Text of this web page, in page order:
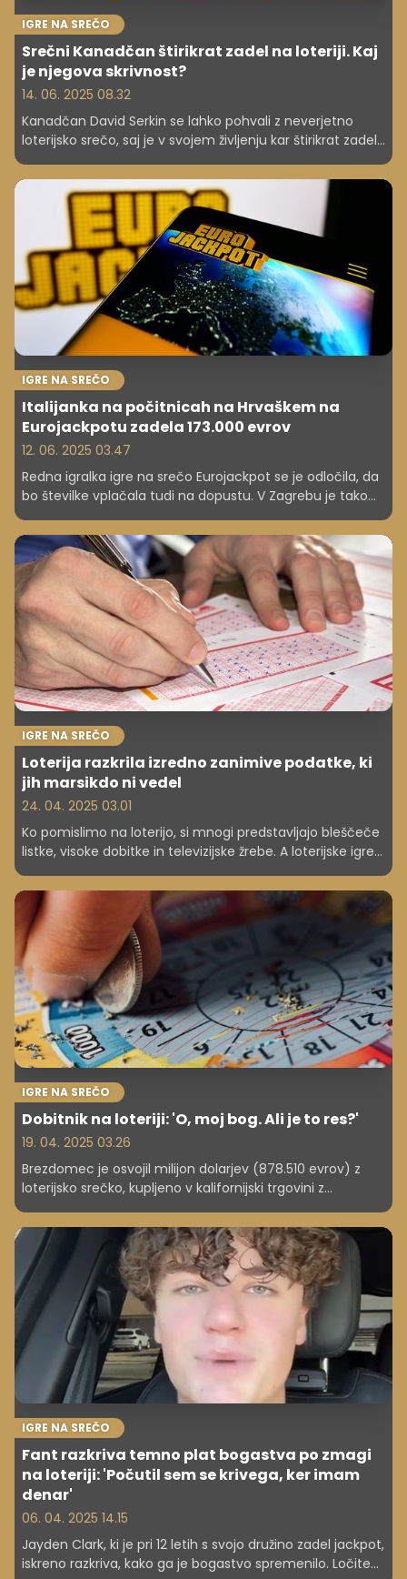
IGRE NA SREČO
Srečni Kanadčan štirikrat zadel na loteriji. Kaj
je njegova skrivnost?
14. 06. 2025 08.32
Kanadčan David Serkin se lahko pohvali z neverjetno
loterijsko srečo, saj je v svojem življenju kar štirikrat zadel
glavni dobitek na loteriji. Serkin, ki je prebolel raka, je po
poročanju kanadskih medijev od avgusta lani osvojil tri
glavne dobitke, pri čemer je domov odnesel okoli 2,5
milijona kanadskih dolarjev oz. približno 1,6 milijona evrov.
IGRE NA SREČO
Italijanka na počitnicah na Hrvaškem na
Eurojackpotu zadela 173.000 evrov
12. 06. 2025 03.47
Redna igralka igre na srečo Eurojackpot se je odločila, da
bo številke vplačala tudi na dopustu. V Zagrebu je tako
vplačala dobitno kombinacijo.
IGRE NA SREČO
Loterija razkrila izredno zanimive podatke, ki
jih marsikdo ni vedel
24. 04. 2025 03.01
Ko pomislimo na loterijo, si mnogi predstavljajo bleščeče
listke, visoke dobitke in televizijske žrebe. A loterijske igre
niso novodobna oblika zabave, temveč prav nasprotno.
Njihove korenine segajo daleč v zgodovino, tudi na
slovenskih tleh jih poznamo že več kot 300 let.
IGRE NA SREČO
Dobitnik na loteriji: 'O, moj bog. Ali je to res?'
19. 04. 2025 03.26
Brezdomec je osvojil milijon dolarjev (878.510 evrov) z
loterijsko srečko, kupljeno v kalifornijski trgovini z
IGRE NA SREČO
Fant razkriva temno plat bogastva po zmagi
na loteriji: 'Počutil sem se krivega, ker imam
denar'
06. 04. 2025 14.15
Jayden Clark, ki je pri 12 letih s svojo družino zadel jackpot,
iskreno razkriva, kako ga je bogastvo spremenilo. Ločitev